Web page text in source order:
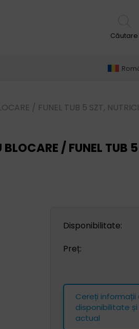
Căutare
/ FUNEL TUB 5 SZT,
/ FUNEL TUB
Disponibilitate:
Preț:
Cereți informații
disponibilitate și
actual